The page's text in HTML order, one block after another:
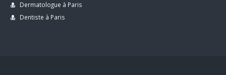
Dermatologue à Paris
Dentiste à Paris